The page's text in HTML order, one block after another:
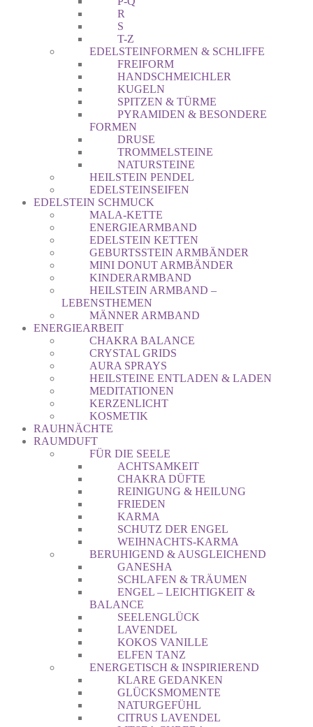
R
S
T-Z
EDELSTEINFORMEN & SCHLIFFE
FREIFORM
HANDSCHMEICHLER
KUGELN
SPITZEN & TÜRME
PYRAMIDEN & BESONDERE
FORMEN
DRUSE
TROMMELSTEINE
NATURSTEINE
HEILSTEIN PENDEL
EDELSTEINSEIFEN
EDELSTEIN SCHMUCK
MALA-KETTE
ENERGIEARMBAND
EDELSTEIN KETTEN
GEBURTSSTEIN ARMBÄNDER
MINI DONUT ARMBÄNDER
KINDERARMBAND
HEILSTEIN ARMBAND –
LEBENSTHEMEN
MÄNNER ARMBAND
ENERGIEARBEIT
CHAKRA BALANCE
CRYSTAL GRIDS
AURA SPRAYS
HEILSTEINE ENTLADEN & LADEN
MEDITATIONEN
KERZENLICHT
KOSMETIK
RAUHNÄCHTE
RAUMDUFT
FÜR DIE SEELE
ACHTSAMKEIT
CHAKRA DÜFTE
REINIGUNG & HEILUNG
FRIEDEN
KARMA
SCHUTZ DER ENGEL
WEIHNACHTS-KARMA
BERUHIGEND & AUSGLEICHEND
GANESHA
SCHLAFEN & TRÄUMEN
ENGEL – LEICHTIGKEIT &
BALANCE
SEELENGLÜCK
LAVENDEL
KOKOS VANILLE
ELFEN TANZ
ENERGETISCH & INSPIRIEREND
KLARE GEDANKEN
GLÜCKSMOMENTE
NATURGEFÜHL
CITRUS LAVENDEL